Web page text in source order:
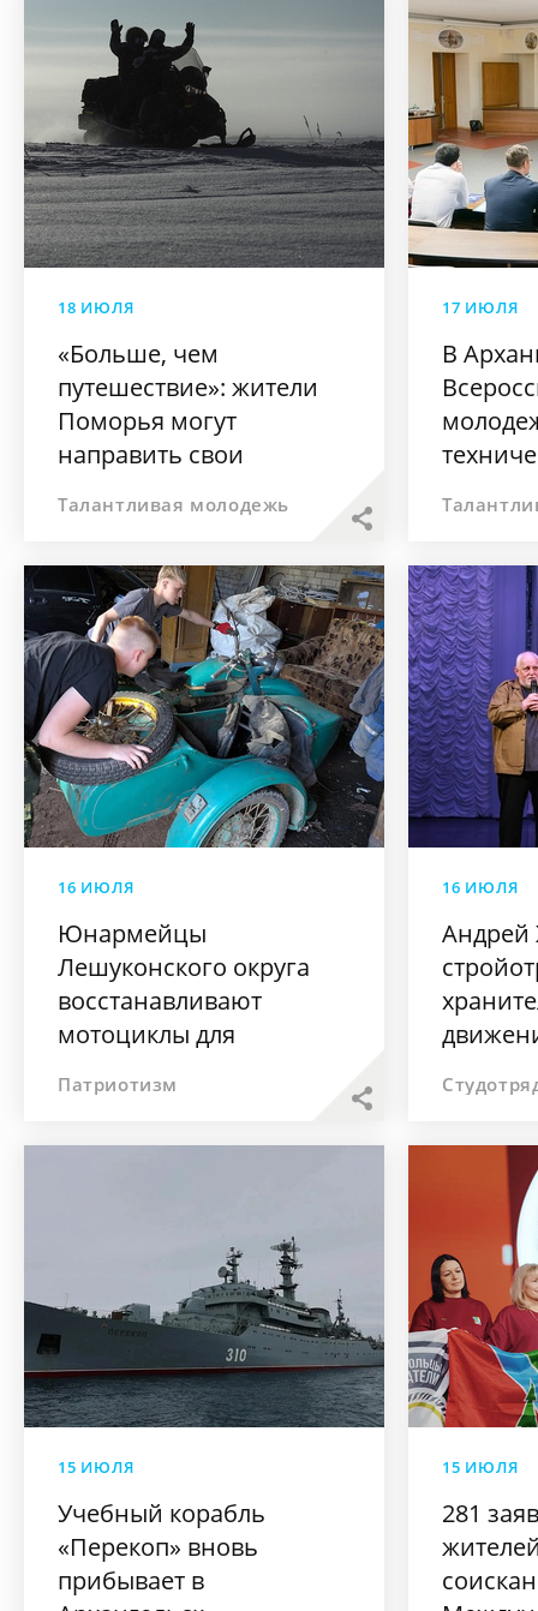
18 ИЮЛЯ
«Больше, чем
путешествие»: жители
Поморья могут
направить свои
на всероссийский
Талантливая молодежь
17 ИЮЛЯ
В
16 ИЮЛЯ
Юнармейцы
Лешуконского округа
восстанавливают
мотоциклы для
Патриотизм
16 ИЮЛЯ
Андрей
15 ИЮЛЯ
Учебный корабль
«Перекоп» вновь
прибывает в
15 ИЮЛЯ
281